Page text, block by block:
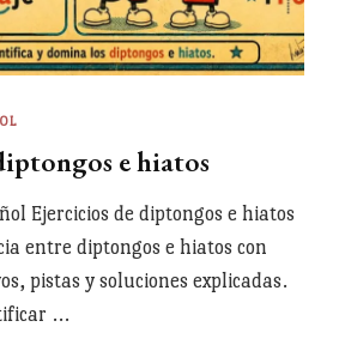
e hiatos
Ejercicios de diptongos e hiatos
entre diptongos e hiatos con
pistas y soluciones explicadas.
…